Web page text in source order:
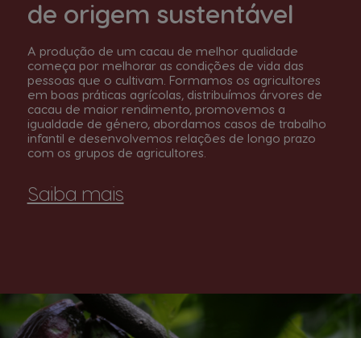
de origem sustentável
A produção de um cacau de melhor qualidade
começa por melhorar as condições de vida das
pessoas que o cultivam. Formamos os agricultores
em boas práticas agrícolas, distribuímos árvores de
cacau de maior rendimento, promovemos a
igualdade de género, abordamos casos de trabalho
infantil e desenvolvemos relações de longo prazo
com os grupos de agricultores.
Saiba mais